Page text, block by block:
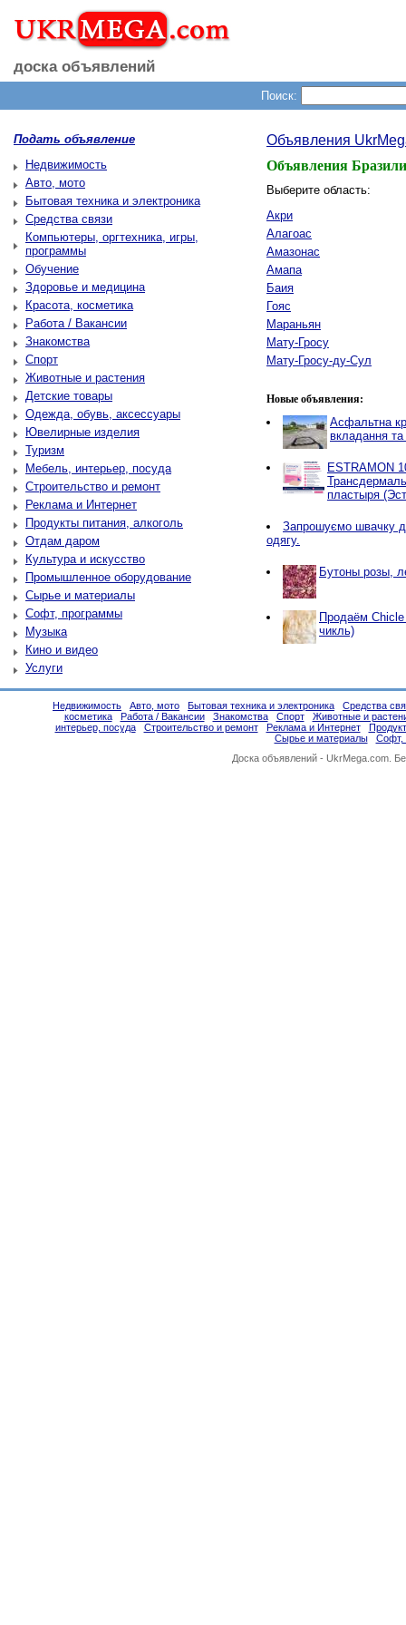
доска объявлений
Поиск:
Подать объявление
Недвижимость
Авто, мото
Бытовая техника и электроника
Средства связи
Компьютеры, оргтехника, игры,
программы
Обучение
Здоровье и медицина
Красота, косметика
Работа / Вакансии
Знакомства
Спорт
Животные и растения
Детские товары
Одежда, обувь, аксессуары
Ювелирные изделия
Туризм
Мебель, интерьер, посуда
Строительство и ремонт
Реклама и Интернет
Продукты питания, алкоголь
Отдам даром
Культура и искусство
Промышленное оборудование
Сырье и материалы
Софт, программы
Музыка
Кино и видео
Услуги
Объявления
Объявления
Выберите область:
Акри
Алагоас
Амазонас
Амапа
Баия
Гояс
Мараньян
Мату-Гросу
Мату-Гросу-ду-Сул
Новые объявления:
Асфальтна
вкладання
ESTRAMON
пластыря
Запрошуємо швачку
одягу.
Бутоны розы,
Продаём
чикль)
Недвижимость Авто, мото Бытовая техника и электроника
Средства
косметика
Работа / Вакансии Знакомства Спорт
Животные и
интерьер, посуда
Строительство и ремонт Реклама и Интернет
Сырье и материалы
Софт,
Доска объявлений - UkrMega.com.